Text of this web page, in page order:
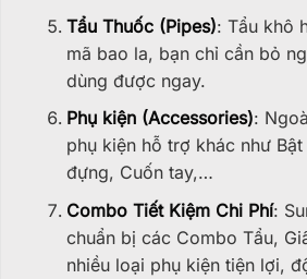
Tẩu Thuốc (Pipes): Tẩu khô
mã bao la, bạn chỉ cần bỏ
dùng được ngay.
Phụ kiện (Accessories):
phụ kiện hỗ trợ khác như
đựng, Cuốn tay,…
Combo Tiết Kiệm Chi Phí:
chuẩn bị các Combo Tẩu,
nhiều loại phụ kiện tiện lợi,